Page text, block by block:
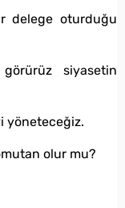
delege oturduğu
siyasetin
yöneteceğiz.
olur mu?